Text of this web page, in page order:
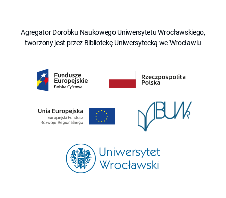
Agregator Dorobku Naukowego Uniwersytetu Wrocławskiego,
tworzony jest przez Bibliotekę Uniwersytecką we Wrocławiu